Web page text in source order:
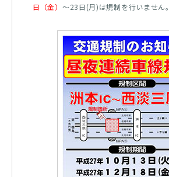
日（金） ～23日(月)は規制を行いません。